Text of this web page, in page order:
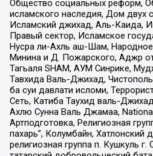
Общество социальных реформ,
исламского наследия, Дом
Исламский джихад, Аль-Каида,
Правый сектор, Исламское
Нусра ли-Ахль аш-Шам,
Минина и Д. Пожарского, Аджр
Тагьаля SHAM, АУМ Синрике,
Тавхида Валь-Джихад,
ба суи давлати исломи,
Сеть, Катиба Таухид валь-
Ахлю Сунна Валь Джамаа,
Артподготовка, Религиозная
пахарь”, Колумбайн, Хатлонский
религиозная группа п. Кушкуль